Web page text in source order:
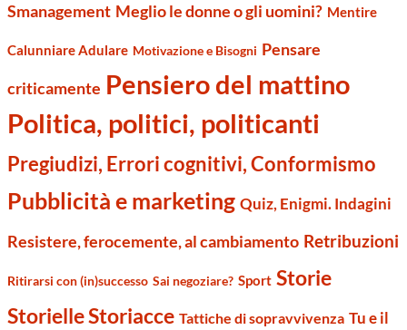
Smanagement Meglio le donne o gli uomini? Mentire
Calunniare Adulare Motivazione e Bisogni Pensare
criticamente Pensiero del mattino
Politica, politici, politicanti
Pregiudizi, Errori cognitivi, Conformismo
Pubblicità e marketing Quiz, Enigmi. Indagini
Resistere, ferocemente, al cambiamento Retribuzioni
Ritirarsi con (in)successo Sai negoziare? Sport Storie
Storielle Storiacce Tattiche di sopravvivenza Tu e il